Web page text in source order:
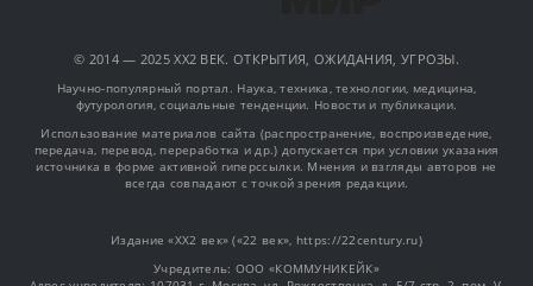
© 2014 — 2025 XX2 ВЕК. ОТКРЫТИЯ, ОЖИДАНИЯ, УГРОЗЫ.
Научно-популярный портал. Наука, техника, технологии, медицина,
футурология, социальные тенденции. Новости и публикации.
Использование материалов сайта (распространение, воспроизведение,
передача, перевод, переработка и др.) допускается при условии указания
источника в форме активной гиперссылки. Мнения и взгляды авторов не
всегда совпадают с точкой зрения редакции.
Издание «XX2 век» («22 век», https://22century.ru)
Учредитель: OOO «КОММУНИКЕЙК»